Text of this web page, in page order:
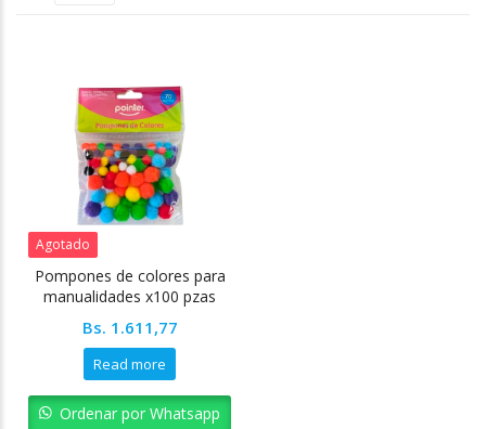
Agotado
Pompones de colores para
manualidades x100 pzas
Bs. 1.611,77
Read more
Ordenar por Whatsapp